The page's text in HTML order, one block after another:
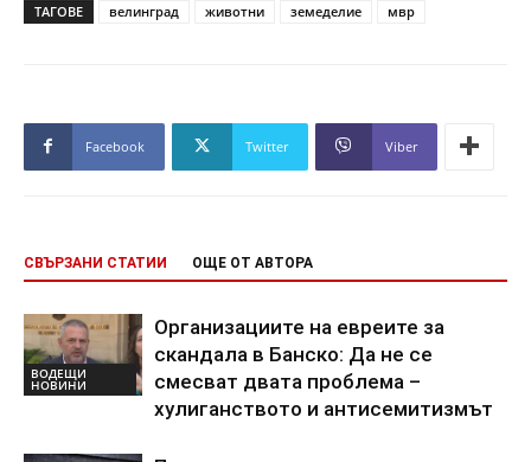
ТАГОВЕ велинград животни земеделие мвр
Facebook Twitter Viber
СВЪРЗАНИ СТАТИИ ОЩЕ ОТ АВТОРА
ВОДЕЩИ
НОВИНИ
Организациите на евреите за
скандала в Банско: Да не се
смесват двата проблема –
хулиганството и антисемитизмът